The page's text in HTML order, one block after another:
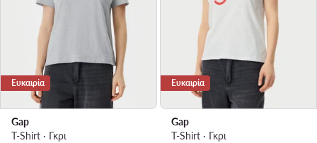
Ευκαιρία
Gap
T-Shirt · Γκρι
Ευκαιρία
Gap
T-Shirt · Γκρι